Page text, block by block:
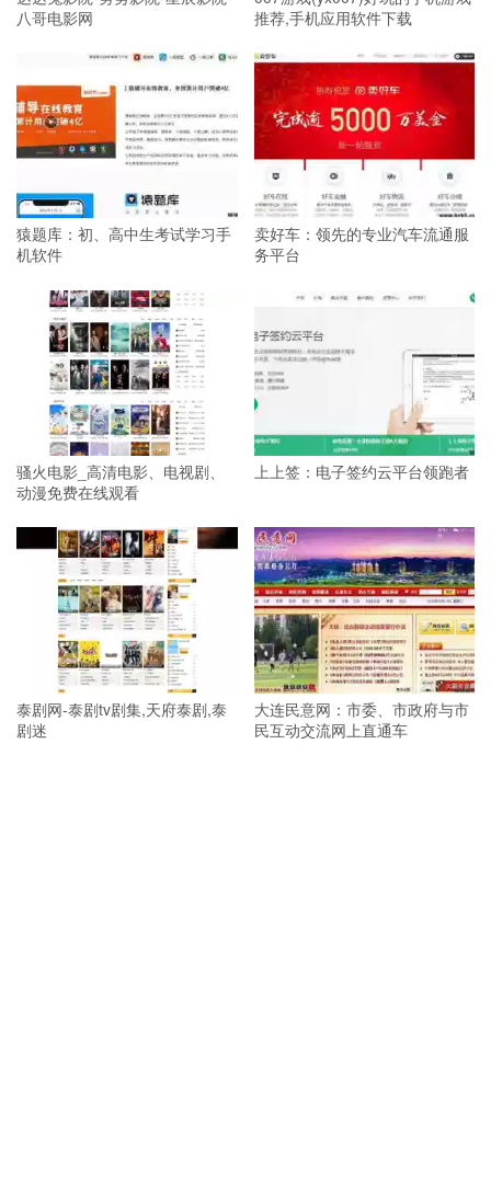
八哥电影网
推荐,手机应用软件下载
猿题库：初、高中生考试学习手
机软件
卖好车：领先的专业汽车流通服
务平台
骚火电影_高清电影、电视剧、
动漫免费在线观看
上上签：电子签约云平台领跑者
泰剧网-泰剧tv剧集,天府泰剧,泰
剧迷
大连民意网：市委、市政府与市
民互动交流网上直通车